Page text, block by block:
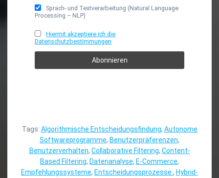
Sprach- und Textverarbeitung (Natural Language
Processing – NLP)
Hiermit akzeptiere ich die
Datenschutzbestimmungen
Tags: Algorithmische Entscheidungsfindung, Autonome
Softwareprogramme, Benutzerpräferenzen,
Benutzerverhalten, Collaborative Filtering, Content-
Based Filtering, Datenanalyse, E-Commerce,
Empfehlungssysteme, Entscheidungsprozesse. , Hybrid-